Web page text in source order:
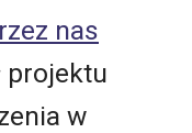
nas
projektu
w